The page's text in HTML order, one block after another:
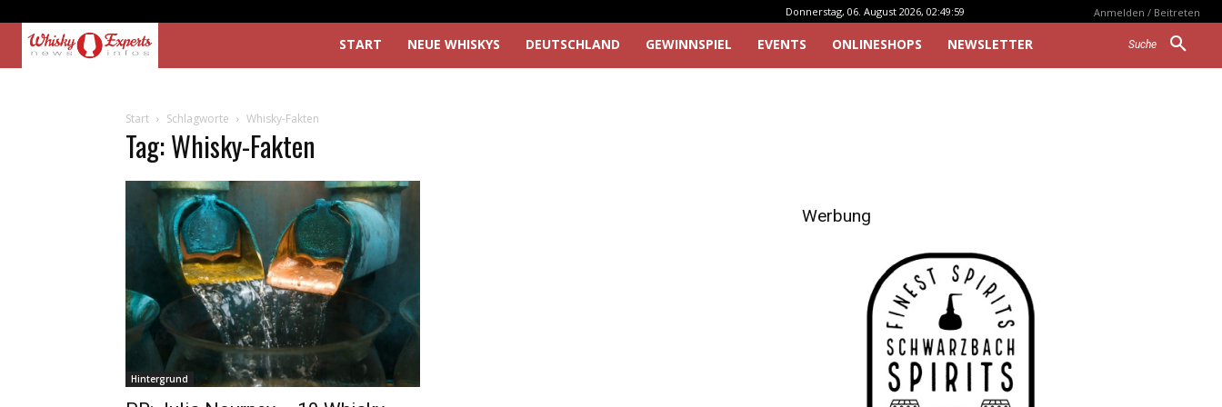
Donnerstag, 06. August 2026, 02:49:59 Anmelden / Beitreten
Suche
START NEUE WHISKYS DEUTSCHLAND GEWINNSPIEL EVENTS ONLINESHOPS NEWSLETTER
Start Schlagworte Whisky-Fakten
Tag: Whisky-Fakten
Hintergrund
Werbung